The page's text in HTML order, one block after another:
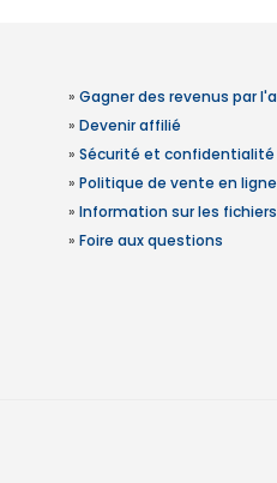
» Gagner des revenus par
» Devenir affilié
» Sécurité et confidentialité
» Politique de vente en ligne
» Information sur les
» Foire aux questions